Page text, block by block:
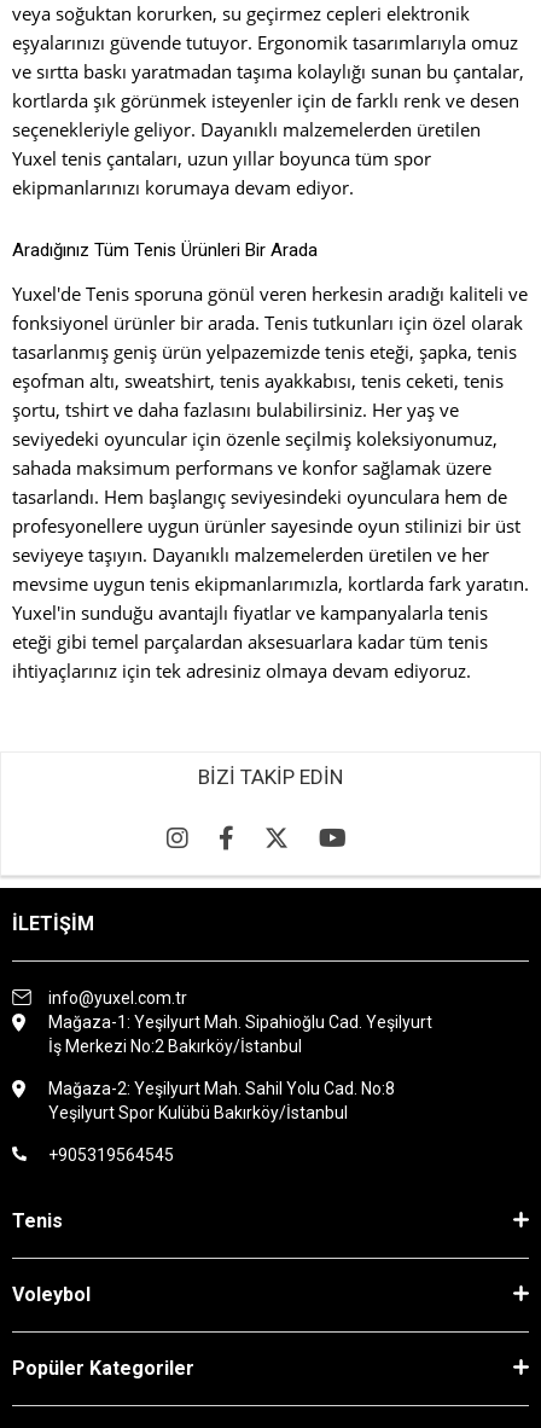
veya soğuktan korurken, su geçirmez cepleri elektronik
eşyalarınızı güvende tutuyor. Ergonomik tasarımlarıyla omuz
ve sırtta baskı yaratmadan taşıma kolaylığı sunan bu çantalar,
kortlarda şık görünmek isteyenler için de farklı renk ve desen
seçenekleriyle geliyor. Dayanıklı malzemelerden üretilen
Yuxel tenis çantaları, uzun yıllar boyunca tüm spor
ekipmanlarınızı korumaya devam ediyor.
Aradığınız Tüm Tenis Ürünleri Bir Arada
Yuxel'de Tenis sporuna gönül veren herkesin aradığı kaliteli ve
fonksiyonel ürünler bir arada. Tenis tutkunları için özel olarak
tasarlanmış geniş ürün yelpazemizde tenis eteği, şapka, tenis
eşofman altı, sweatshirt, tenis ayakkabısı, tenis ceketi, tenis
şortu, tshirt ve daha fazlasını bulabilirsiniz. Her yaş ve
seviyedeki oyuncular için özenle seçilmiş koleksiyonumuz,
sahada maksimum performans ve konfor sağlamak üzere
tasarlandı. Hem başlangıç seviyesindeki oyunculara hem de
profesyonellere uygun ürünler sayesinde oyun stilinizi bir üst
seviyeye taşıyın. Dayanıklı malzemelerden üretilen ve her
mevsime uygun tenis ekipmanlarımızla, kortlarda fark yaratın.
Yuxel'in sunduğu avantajlı fiyatlar ve kampanyalarla tenis
eteği gibi temel parçalardan aksesuarlara kadar tüm tenis
ihtiyaçlarınız için tek adresiniz olmaya devam ediyoruz.
BİZİ TAKİP EDİN
İLETİŞİM
info@yuxel.com.tr
Mağaza-1: Yeşilyurt Mah. Sipahioğlu Cad. Yeşilyurt
İş Merkezi No:2 Bakırköy/İstanbul
Mağaza-2: Yeşilyurt Mah. Sahil Yolu Cad. No:8
Yeşilyurt Spor Kulübü Bakırköy/İstanbul
+905319564545
Tenis
Voleybol
Popüler Kategoriler